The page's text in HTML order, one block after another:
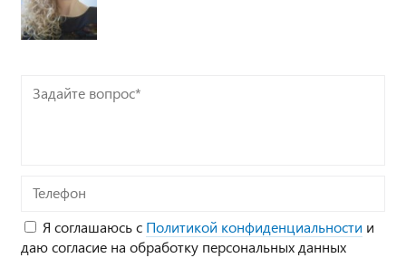
Задайте
Телефон
Я соглашаюсь с Политикой конфиденциальности и
даю согласие на обработку персональных данных